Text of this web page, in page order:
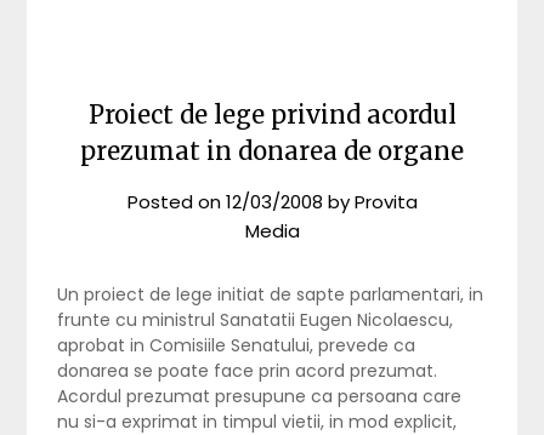
Proiect de lege privind acordul
prezumat in donarea de organe
Posted on12/03/2008 byProvita
Media
Un proiect de lege initiat de sapte parlamentari, in
frunte cu ministrul Sanatatii Eugen Nicolaescu,
aprobat in Comisiile Senatului, prevede ca
donarea se poate face prin acord prezumat.
Acordul prezumat presupune ca persoana care
nu si-a exprimat in timpul vietii, in mod explicit,